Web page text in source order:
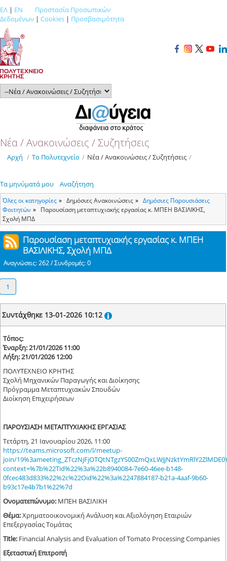
ΕΛ | EN
Προστασία Προσωπικών
Δεδομένων | Cookies | Προσβασιμότητα
Νέα / Ανακοινώσεις / Συζητήσεις
Αρχή / Το Πολυτεχνείο / Νέα / Ανακοινώσεις / Συζητήσεις /
Τα μηνύματά μου Αναζήτηση
Όλες οι κατηγορίες Δημόσιες Ανακοινώσεις
Δημόσιες Παρουσιάσεις
Φοιτητών
Παρουσίαση μεταπτυχιακής εργασίας κ. ΜΠΕΗ ΒΑΣΙΛΙΚΗΣ,
Σχολή ΜΠΔ
Παρουσίαση μεταπτυχιακής εργασίας κ. ΜΠΕΗ
ΒΑΣΙΛΙΚΗΣ, Σχολή ΜΠΔ
Αναγνώσεις: 262 / Συνδρομές: 0
1
Συντάχθηκε 13-01-2026 10:12
Τόπος:
Έναρξη: 21/01/2026 11:00
Λήξη: 21/01/2026 12:00
ΠΟΛΥΤΕΧΝΕΙΟ ΚΡΗΤΗΣ
Σχολή Μηχανικών Παραγωγής και Διοίκησης
Πρόγραμμα Μεταπτυχιακών Σπουδών
Διοίκηση Επιχειρήσεων
ΠΑΡΟΥΣΙΑΣΗ ΜΕΤΑΠΤΥΧΙΑΚΗΣ ΕΡΓΑΣΙΑΣ
Τετάρτη, 21 Ιανουαρίου 2026, 11:00
https://teams.microsoft.com/l/meetup-
join/
context=%7b%22Tid%22%3a%22b8940084-7e60-46ee-b148-
0fcec483d833%22%2c%22Oid%22%3a%2247884187-b21a-4aaf-9b60-
b93c17e4b7b1%22%7d
Ονοματεπώνυμο: ΜΠΕΗ ΒΑΣΙΛΙΚΗ
Θέμα:Χρηματοοικονομική Ανάλυση και Αξιολόγηση Εταιριών
Επεξεργασίας Τομάτας
Title: Financial Analysis and Evaluation of Tomato Processing Companies
Εξεταστική Επιτροπή